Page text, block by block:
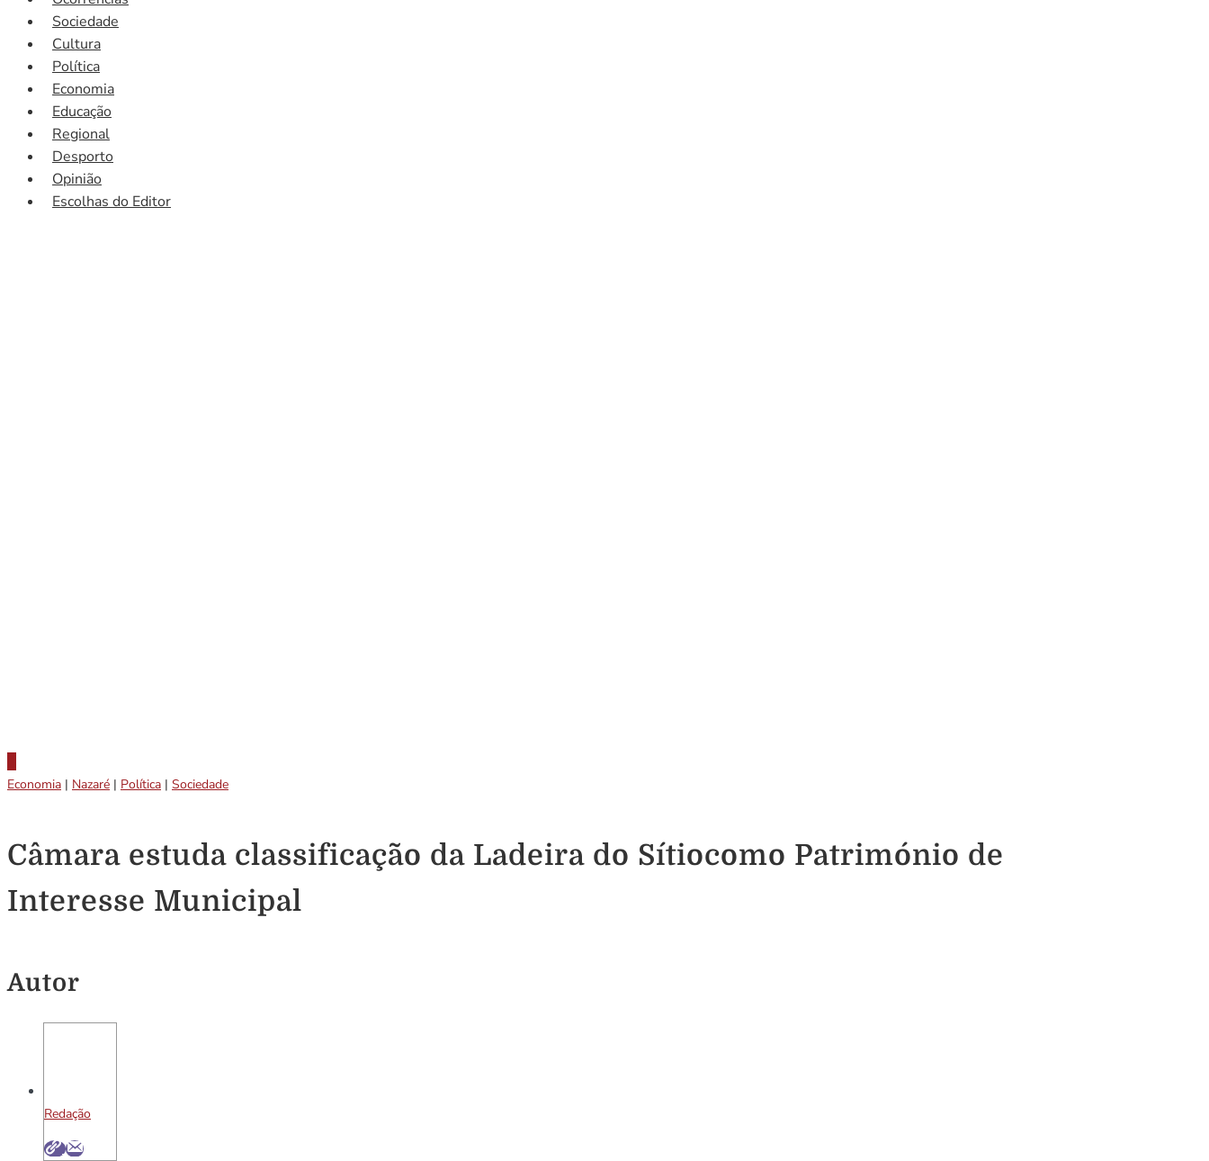
Sociedade
Cultura
Política
Economia
Educação
Regional
Desporto
Opinião
Escolhas do Editor
Economia | Nazaré | Política | Sociedade
Câmara estuda classificação da Ladeira do Sítiocomo Património de
Interesse Municipal
Autor
Redação